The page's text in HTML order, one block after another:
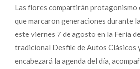
Las flores compartirán protagonismo
que marcaron generaciones durante
este viernes 7 de agosto en la Feria
tradicional Desfile de Autos Clásicos
encabezará la agenda del día,